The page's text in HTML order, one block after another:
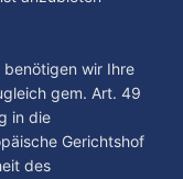
wir Ihre
gem. Art. 49
in die
Gerichtshof
des